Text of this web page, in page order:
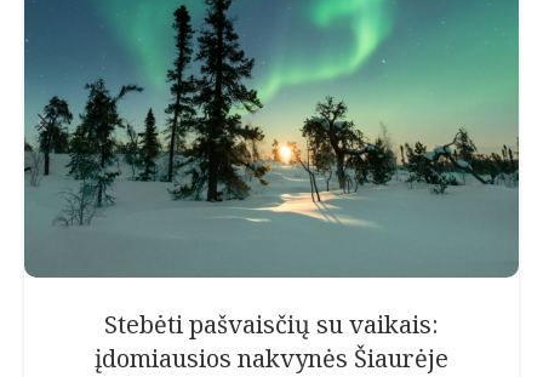
Stebėti pašvaisčių su vaikais:
įdomiausios nakvynės Šiaurėje